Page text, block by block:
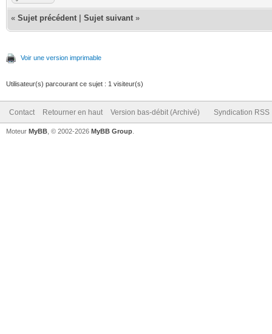
« Sujet précédent Sujet suivant »
Voir une version imprimable
Utilisateur(s) parcourant ce sujet : 1 visiteur(s)
Contact Retourner en haut Version bas-débit (Archivé) Syndication RSS
Moteur MyBB , © 2002-2026 MyBB Group